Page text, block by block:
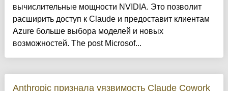
вычислительные мощности NVIDIA. Это позволит
расширить доступ к Claude и предоставит клиентам
Azure больше выбора моделей и новых
возможностей. The post Microsof...
Anthropic признала уязвимость Claude Cowork